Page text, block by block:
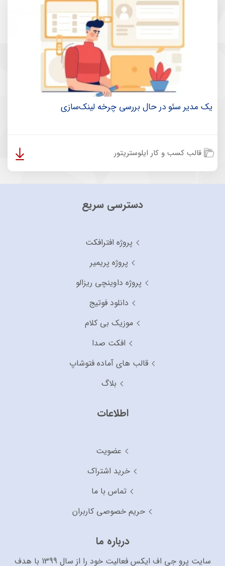
یک مدیر سئو در حال بررسی چرخه لینک‌سازی
قالب کسب و کار ایلوستریتور
دسترسی سریع
پروژه افترافکت
پروژه پریمیر
پروژه داوینچی ریزالو
دانلود فوتیج
موزیک بی کلام
افکت صدا
قالب های آماده فتوشاپ
بلاگ
اطلاعات
عضویت
خرید اشتراک
تماس با ما
حریم خصوصی کاربران
درباره ما
سایت پرو جی اف ایکس فعالیت خود را از سال 1399 با هدف